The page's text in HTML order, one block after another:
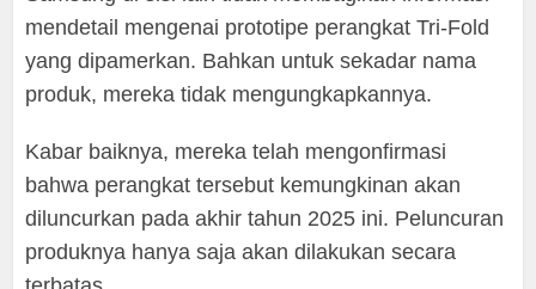
mendetail mengenai prototipe perangkat Tri-Fold
yang dipamerkan. Bahkan untuk sekadar nama
produk, mereka tidak mengungkapkannya.
Kabar baiknya, mereka telah mengonfirmasi
bahwa perangkat tersebut kemungkinan akan
diluncurkan pada akhir tahun 2025 ini. Peluncuran
produknya hanya saja akan dilakukan secara